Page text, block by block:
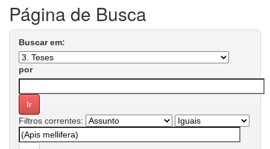
Página de Busca
Buscar em:
por
Filtros correntes: